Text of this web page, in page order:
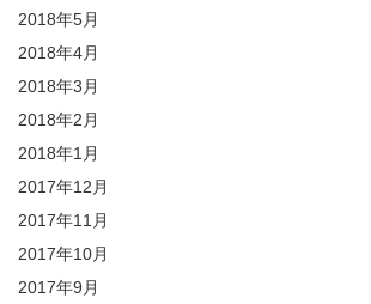
2018年5月
2018年4月
2018年3月
2018年2月
2018年1月
2017年12月
2017年11月
2017年10月
2017年9月